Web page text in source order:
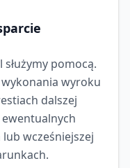
pomocą.
wyroku
dalszej
wcześniejszej